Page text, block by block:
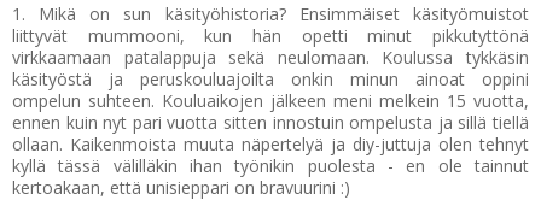
1. Mikä on sun käsityöhistoria? Ensimmäiset käsityömuistot
liittyvät mummooni, kun hän opetti minut pikkutyttönä
virkkaamaan patalappuja sekä neulomaan. Koulussa tykkäsin
käsityöstä ja peruskouluajoilta onkin minun ainoat oppini
ompelun suhteen. Kouluaikojen jälkeen meni melkein 15 vuotta,
ennen kuin nyt pari vuotta sitten innostuin ompelusta ja sillä tiellä
ollaan. Kaikenmoista muuta näpertelyä ja diy-juttuja olen tehnyt
kyllä tässä välilläkin ihan työnikin puolesta - en ole tainnut
kertoakaan, että unisieppari on bravuurini :)